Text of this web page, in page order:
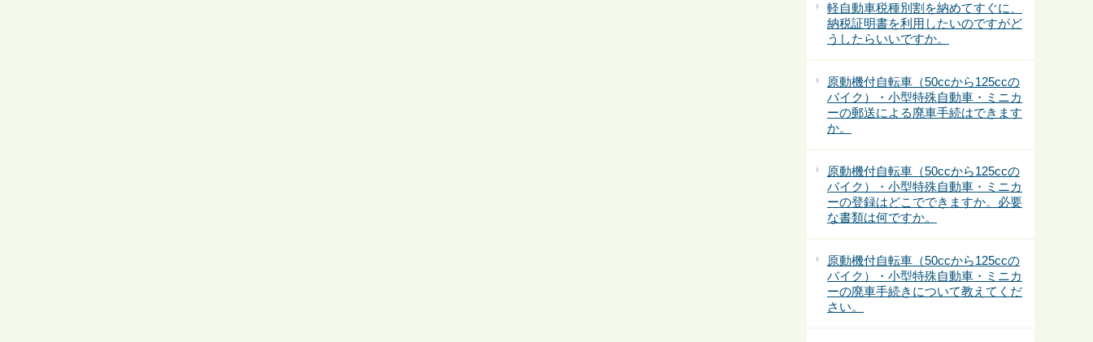
軽自動車税種別割を納めてすぐに、
納税証明書を利用したいのですがど
うしたらいいですか。
原動機付自転車（50ccから125ccの
バイク）・小型特殊自動車・ミニカ
ーの郵送による廃車手続はできます
か。
原動機付自転車（50ccから125ccの
バイク）・小型特殊自動車・ミニカ
ーの登録はどこでできますか。必要
な書類は何ですか。
原動機付自転車（50ccから125ccの
バイク）・小型特殊自動車・ミニカ
ーの廃車手続きについて教えてくだ
さい。